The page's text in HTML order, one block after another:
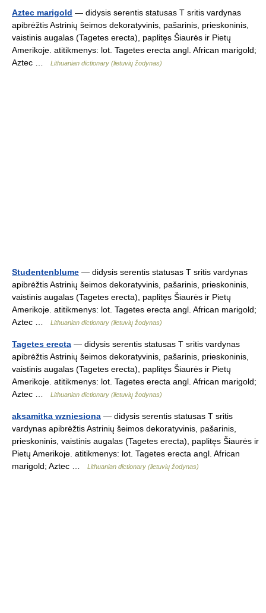
Aztec marigold — didysis serentis statusas T sritis vardynas
apibrėžtis Astrinių šeimos dekoratyvinis, pašarinis, prieskoninis,
vaistinis augalas (Tagetes erecta), paplitęs Šiaurės ir Pietų
Amerikoje. atitikmenys: lot. Tagetes erecta angl. African marigold;
Aztec …
Lithuanian dictionary (lietuvių žodynas)
Studentenblume — didysis serentis statusas T sritis vardynas
apibrėžtis Astrinių šeimos dekoratyvinis, pašarinis, prieskoninis,
vaistinis augalas (Tagetes erecta), paplitęs Šiaurės ir Pietų
Amerikoje. atitikmenys: lot. Tagetes erecta angl. African marigold;
Aztec …
Lithuanian dictionary (lietuvių žodynas)
Tagetes erecta — didysis serentis statusas T sritis vardynas
apibrėžtis Astrinių šeimos dekoratyvinis, pašarinis, prieskoninis,
vaistinis augalas (Tagetes erecta), paplitęs Šiaurės ir Pietų
Amerikoje. atitikmenys: lot. Tagetes erecta angl. African marigold;
Aztec …
Lithuanian dictionary (lietuvių žodynas)
aksamitka wzniesiona — didysis serentis statusas T sritis
vardynas apibrėžtis Astrinių šeimos dekoratyvinis, pašarinis,
prieskoninis, vaistinis augalas (Tagetes erecta), paplitęs Šiaurės ir
Pietų Amerikoje. atitikmenys: lot. Tagetes erecta angl. African
marigold; Aztec …
Lithuanian dictionary (lietuvių žodynas)